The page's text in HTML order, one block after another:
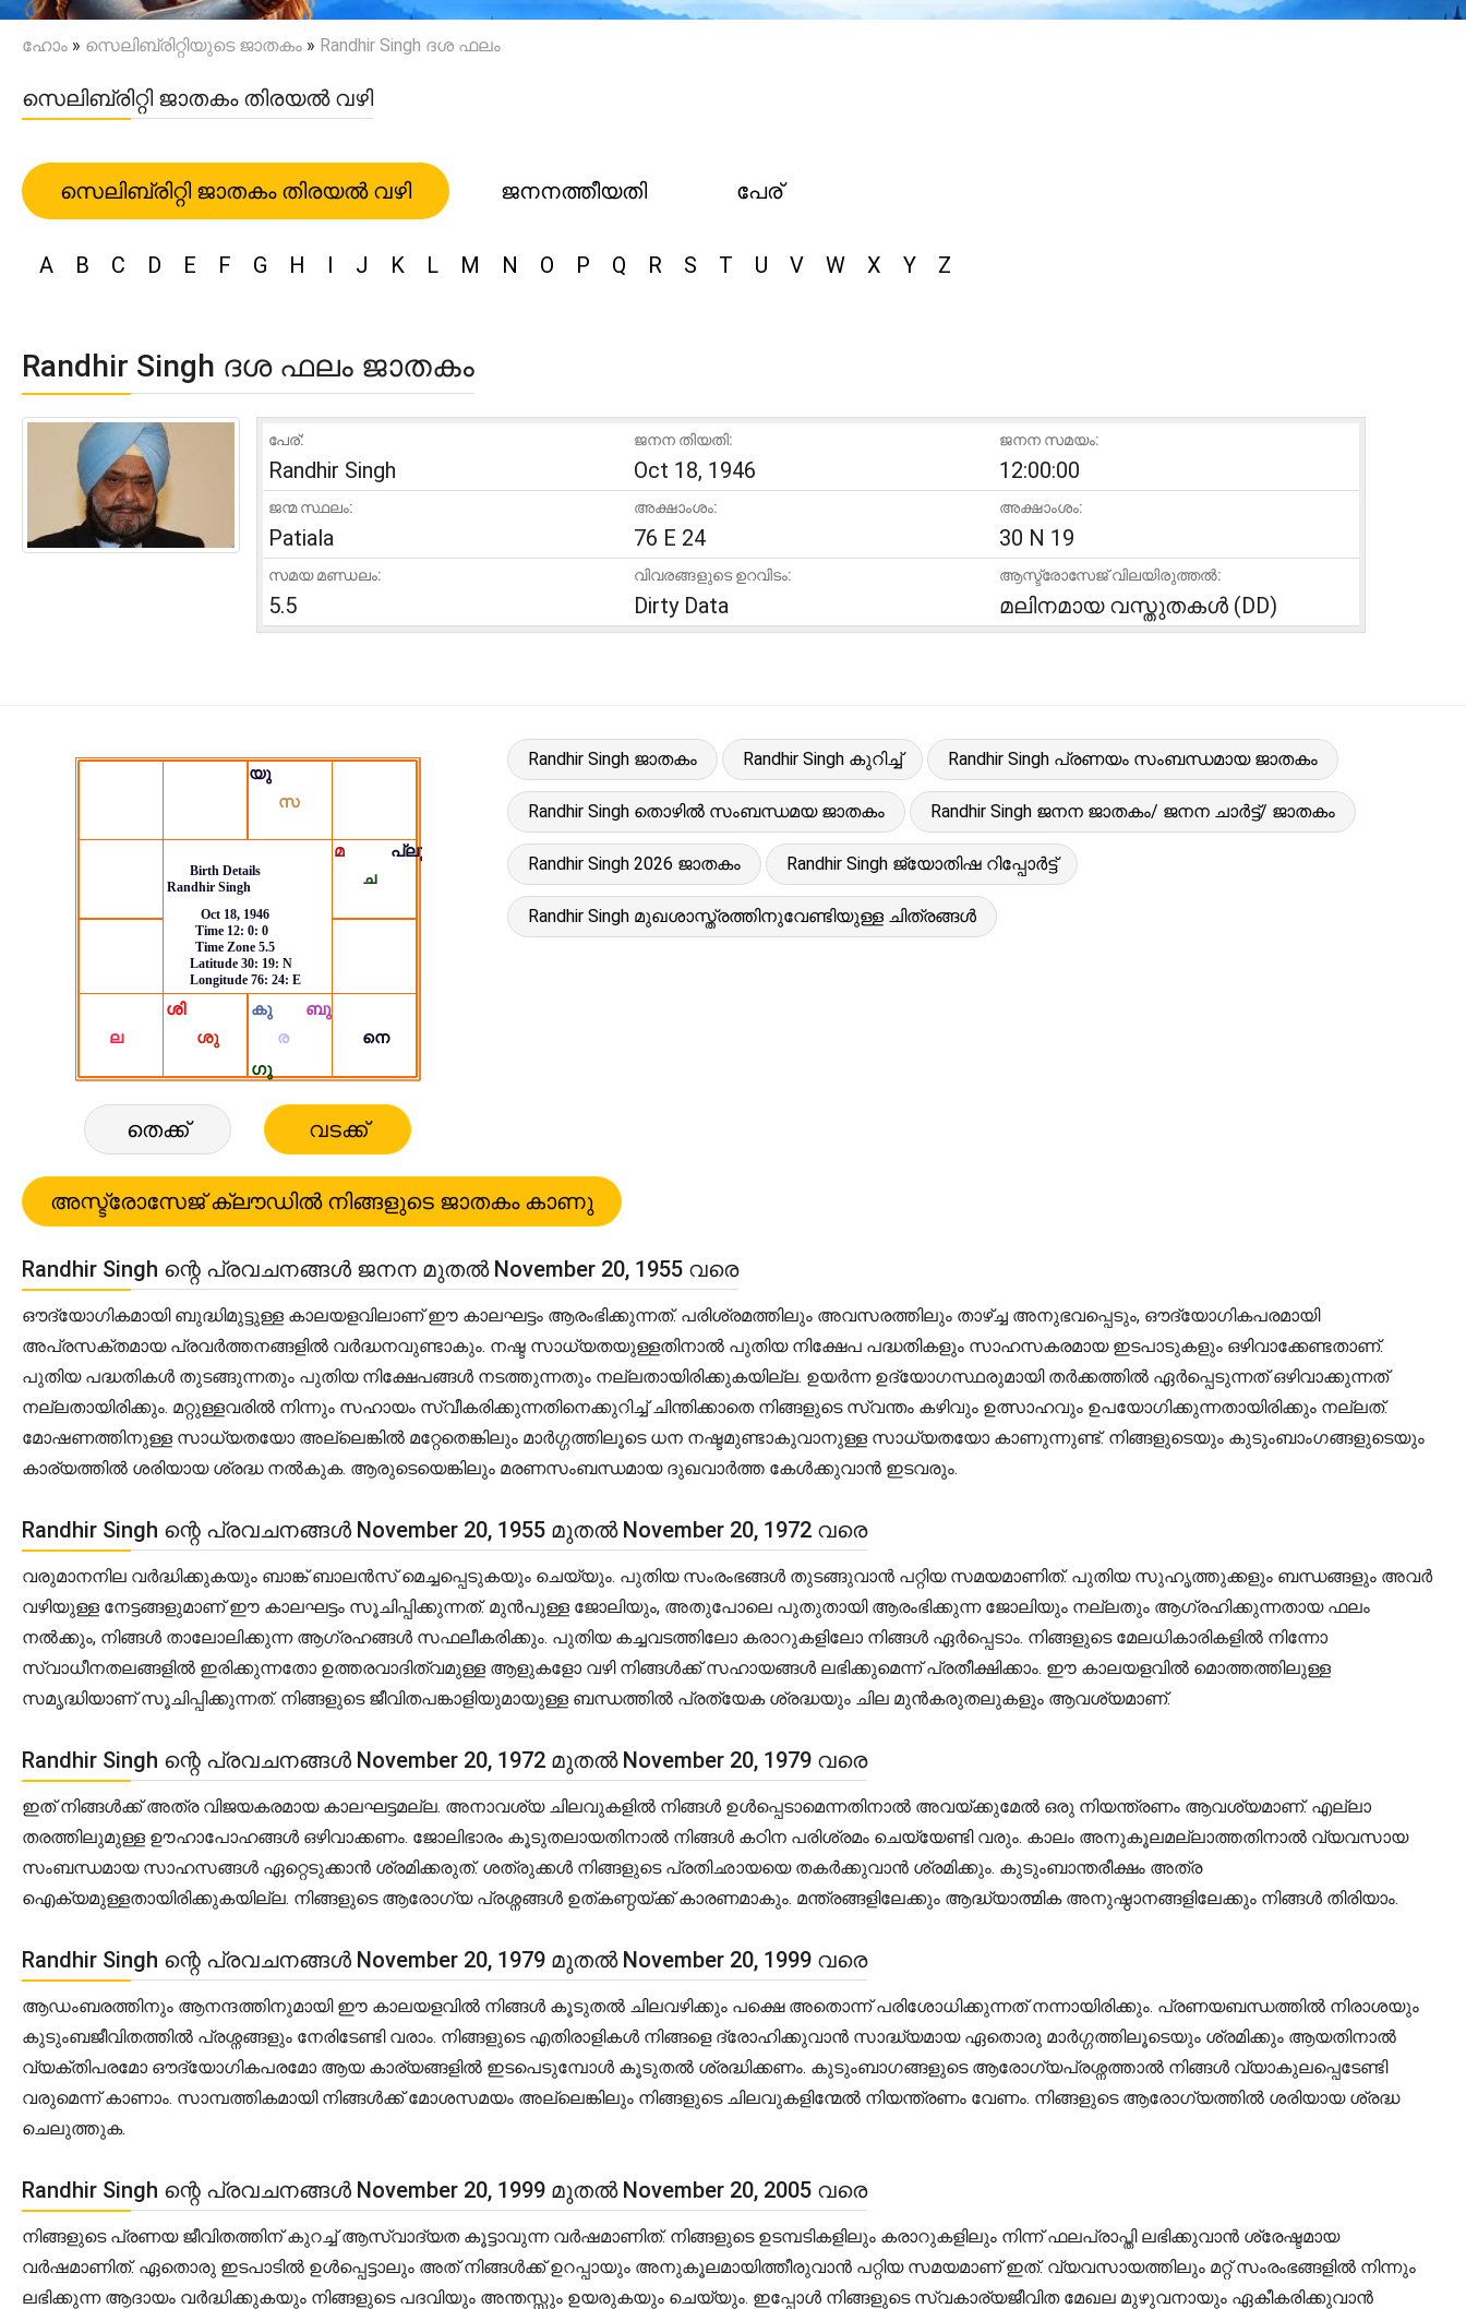
ഹോം » സെലിബ്രിറ്റിയുടെ ജാതകം » Randhir Singh ദശ ഫലം
സെലിബ്രിറ്റി ജാതകം തിരയൽ വഴി
സെലിബ്രിറ്റി ജാതകം തിരയൽ വഴി ജനനത്തീയതി പേര്
A B C D E F G H I J K L M N O P Q R S T U V W X Y Z
Randhir Singh ദശ ഫലം ജാതകം
പേര്:
Randhir Singh
ജനന തിയതി:
Oct 18, 1946
ജനന സമയം:
12:00:00
ജന്മ സ്ഥലം:
Patiala
അക്ഷാംശം:
76 E 24
അക്ഷാംശം:
30 N 19
സമയ മണ്ഡലം:
5.5
വിവരങ്ങളുടെ ഉറവിടം:
Dirty Data
ആസ്ട്രോസേജ് വിലയിരുത്തൽ:
മലിനമായ വസ്തുതകൾ (DD)
തെക്ക് വടക്ക്
Randhir Singh ജാതകം Randhir Singh കുറിച്ച് Randhir Singh പ്രണയം സംബന്ധമായ ജാതകം
Randhir Singh തൊഴിൽ സംബന്ധമയ ജാതകം Randhir Singh ജനന ജാതകം/ ജനന ചാർട്ട്/ ജാതകം
Randhir Singh 2026 ജാതകം Randhir Singh ജ്യോതിഷ റിപ്പോർട്ട്
Randhir Singh മുഖശാസ്ത്രത്തിനുവേണ്ടിയുള്ള ചിത്രങ്ങൾ
Randhir Singh ന്റെ പ്രവചനങ്ങൾ ജനന മുതൽ November 20, 1955 വരെ
ഔദ്യോഗികമായി ബുദ്ധിമുട്ടുള്ള കാലയളവിലാണ് ഈ കാലഘട്ടം ആരംഭിക്കുന്നത്. പരിശ്രമത്തിലും അവസരത്തിലും താഴ്ച്ച അനുഭവപ്പെടും, ഔദ്യോഗികപരമായി
അപ്രസക്തമായ പ്രവർത്തനങ്ങളിൽ വർദ്ധനവുണ്ടാകും. നഷ്ട സാധ്യതയുള്ളതിനാൽ പുതിയ നിക്ഷേപ പദ്ധതികളും സാഹസകരമായ ഇടപാടുകളും ഒഴിവാക്കേണ്ടതാണ്.
പുതിയ പദ്ധതികൾ തുടങ്ങുന്നതും പുതിയ നിക്ഷേപങ്ങൾ നടത്തുന്നതും നല്ലതായിരിക്കുകയില്ല. ഉയർന്ന ഉദ്യോഗസ്ഥരുമായി തർക്കത്തിൽ ഏർപ്പെടുന്നത് ഒഴിവാക്കുന്നത്
നല്ലതായിരിക്കും. മറ്റുള്ളവരിൽ നിന്നും സഹായം സ്വീകരിക്കുന്നതിനെക്കുറിച്ച് ചിന്തിക്കാതെ നിങ്ങളുടെ സ്വന്തം കഴിവും ഉത്സാഹവും ഉപയോഗിക്കുന്നതായിരിക്കും നല്ലത്.
മോഷണത്തിനുള്ള സാധ്യതയോ അല്ലെങ്കിൽ മറ്റേതെങ്കിലും മാർഗ്ഗത്തിലൂടെ ധന നഷ്ടമുണ്ടാകുവാനുള്ള സാധ്യതയോ കാണുന്നുണ്ട്. നിങ്ങളുടെയും കുടുംബാംഗങ്ങളുടെയും
കാര്യത്തിൽ ശരിയായ ശ്രദ്ധ നൽകുക. ആരുടെയെങ്കിലും മരണസംബന്ധമായ ദുഖവാർത്ത കേൾക്കുവാൻ ഇടവരും.
Randhir Singh ന്റെ പ്രവചനങ്ങൾ November 20, 1955 മുതൽ November 20, 1972 വരെ
വരുമാനനില വർദ്ധിക്കുകയും ബാങ്ക് ബാലൻസ് മെച്ചപ്പെടുകയും ചെയ്യും. പുതിയ സംരംഭങ്ങൾ തുടങ്ങുവാൻ പറ്റിയ സമയമാണിത്. പുതിയ സുഹൃത്തുക്കളും ബന്ധങ്ങളും അവർ
വഴിയുള്ള നേട്ടങ്ങളുമാണ് ഈ കാലഘട്ടം സൂചിപ്പിക്കുന്നത്. മുൻപുള്ള ജോലിയും, അതുപോലെ പുതുതായി ആരംഭിക്കുന്ന ജോലിയും നല്ലതും ആഗ്രഹിക്കുന്നതായ ഫലം
നൽക്കും, നിങ്ങൾ താലോലിക്കുന്ന ആഗ്രഹങ്ങൾ സഫലീകരിക്കും. പുതിയ കച്ചവടത്തിലോ കരാറുകളിലോ നിങ്ങൾ ഏർപ്പെടാം. നിങ്ങളുടെ മേലധികാരികളിൽ നിന്നോ
സ്വാധീനതലങ്ങളിൽ ഇരിക്കുന്നതോ ഉത്തരവാദിത്വമുള്ള ആളുകളോ വഴി നിങ്ങൾക്ക് സഹായങ്ങൾ ലഭിക്കുമെന്ന് പ്രതീക്ഷിക്കാം. ഈ കാലയളവിൽ മൊത്തത്തിലുള്ള
സമൃദ്ധിയാണ് സൂചിപ്പിക്കുന്നത്. നിങ്ങളുടെ ജീവിതപങ്കാളിയുമായുള്ള ബന്ധത്തിൽ പ്രത്യേക ശ്രദ്ധയും ചില മുൻകരുതലുകളും ആവശ്യമാണ്.
Randhir Singh ന്റെ പ്രവചനങ്ങൾ November 20, 1972 മുതൽ November 20, 1979 വരെ
ഇത് നിങ്ങൾക്ക് അത്ര വിജയകരമായ കാലഘട്ടമല്ല. അനാവശ്യ ചിലവുകളിൽ നിങ്ങൾ ഉൾപ്പെടാമെന്നതിനാൽ അവയ്ക്കുമേൽ ഒരു നിയന്ത്രണം ആവശ്യമാണ്. എല്ലാ
തരത്തിലുമുള്ള ഊഹാപോഹങ്ങൾ ഒഴിവാക്കണം. ജോലിഭാരം കൂടുതലായതിനാൽ നിങ്ങൾ കഠിന പരിശ്രമം ചെയ്യേണ്ടി വരും. കാലം അനുകൂലമല്ലാത്തതിനാൽ വ്യവസായ
സംബന്ധമായ സാഹസങ്ങൾ ഏറ്റെടുക്കാൻ ശ്രമിക്കരുത്. ശത്രുക്കൾ നിങ്ങളുടെ പ്രതിഛായയെ തകർക്കുവാൻ ശ്രമിക്കും. കുടുംബാന്തരീക്ഷം അത്ര
ഐക്യമുള്ളതായിരിക്കുകയില്ല. നിങ്ങളുടെ ആരോഗ്യ പ്രശ്നങ്ങൾ ഉത്കണ്ഠയ്ക്ക് കാരണമാകും. മന്ത്രങ്ങളിലേക്കും ആദ്ധ്യാത്മിക അനുഷ്ഠാനങ്ങളിലേക്കും നിങ്ങൾ തിരിയാം.
Randhir Singh ന്റെ പ്രവചനങ്ങൾ November 20, 1979 മുതൽ November 20, 1999 വരെ
ആഡംബരത്തിനും ആനന്ദത്തിനുമായി ഈ കാലയളവിൽ നിങ്ങൾ കൂടുതൽ ചിലവഴിക്കും പക്ഷെ അതൊന്ന് പരിശോധിക്കുന്നത് നന്നായിരിക്കും. പ്രണയബന്ധത്തിൽ നിരാശയും
കുടുംബജീവിതത്തിൽ പ്രശ്നങ്ങളും നേരിടേണ്ടി വരാം. നിങ്ങളുടെ എതിരാളികൾ നിങ്ങളെ ദ്രോഹിക്കുവാൻ സാദ്ധ്യമായ ഏതൊരു മാർഗ്ഗത്തിലൂടെയും ശ്രമിക്കും ആയതിനാൽ
വ്യക്തിപരമോ ഔദ്യോഗികപരമോ ആയ കാര്യങ്ങളിൽ ഇടപെടുമ്പോൾ കൂടുതൽ ശ്രദ്ധിക്കണം. കുടുംബാഗങ്ങളുടെ ആരോഗ്യപ്രശ്നത്താൽ നിങ്ങൾ വ്യാകുലപ്പെടേണ്ടി
വരുമെന്ന് കാണാം. സാമ്പത്തികമായി നിങ്ങൾക്ക് മോശസമയം അല്ലെങ്കിലും നിങ്ങളുടെ ചിലവുകളിന്മേൽ നിയന്ത്രണം വേണം. നിങ്ങളുടെ ആരോഗ്യത്തിൽ ശരിയായ ശ്രദ്ധ
ചെലുത്തുക.
Randhir Singh ന്റെ പ്രവചനങ്ങൾ November 20, 1999 മുതൽ November 20, 2005 വരെ
നിങ്ങളുടെ പ്രണയ ജീവിതത്തിന് കുറച്ച് ആസ്വാദ്യത കൂട്ടാവുന്ന വർഷമാണിത്. നിങ്ങളുടെ ഉടമ്പടികളിലും കരാറുകളിലും നിന്ന് ഫലപ്രാപ്തി ലഭിക്കുവാൻ ശ്രേഷ്ടമായ
വർഷമാണിത്. ഏതൊരു ഇടപാടിൽ ഉൾപ്പെട്ടാലും അത് നിങ്ങൾക്ക് ഉറപ്പായും അനുകൂലമായിത്തീരുവാൻ പറ്റിയ സമയമാണ് ഇത്. വ്യവസായത്തിലും മറ്റ് സംരംഭങ്ങളിൽ നിന്നും
ലഭിക്കുന്ന ആദായം വർദ്ധിക്കുകയും നിങ്ങളുടെ പദവിയും അന്തസ്സും ഉയരുകയും ചെയ്യും. ഇപ്പോൾ നിങ്ങളുടെ സ്വകാര്യജീവിത മേഖല മുഴുവനായും ഏകീകരിക്കുവാൻ